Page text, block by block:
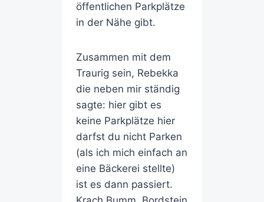
öffentlichen Parkplätze
in der Nähe gibt.
Zusammen mit dem
Traurig sein, Rebekka
die neben mir ständig
sagte: hier gibt es
keine Parkplätze hier
darfst du nicht Parken
(als ich mich einfach an
eine Bäckerei stellte)
ist es dann passiert.